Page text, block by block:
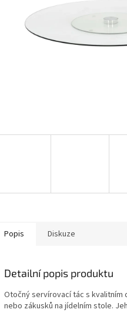
Popis Diskuze
Detailní popis produktu
Otočný servírovací tác s kvalitním
nebo zákusků na jídelním stole.